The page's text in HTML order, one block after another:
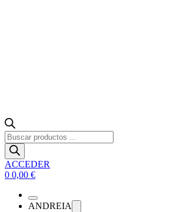
Búsqueda
de
productos
ACCEDER
0 0,00 €
ANDREIA